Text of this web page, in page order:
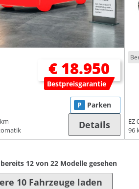
€ 18.950
Bestpreisgarantie
P Parken
Details EZ
96
12von 22Modelle gesehen
10 Fahrzeuge laden